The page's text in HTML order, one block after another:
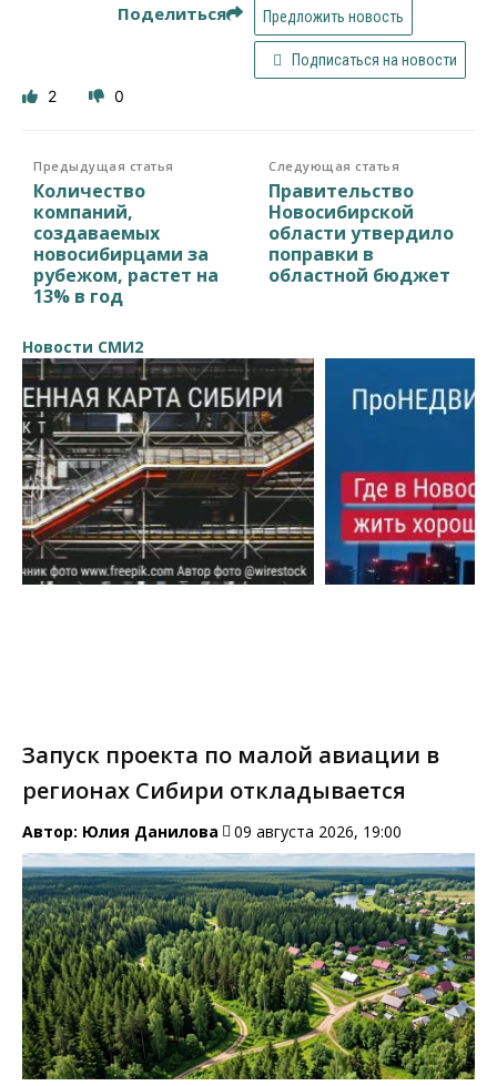
Поделиться Предложить новость
Подписаться на новости
2 0
Предыдущая статья
Количество
компаний,
создаваемых
новосибирцами за
рубежом, растет на
13% в год
Следующая статья
Правительство
Новосибирской
области утвердило
поправки в
областной бюджет
Новости СМИ2
Запуск проекта по малой авиации в
регионах Сибири откладывается
Автор: Юлия Данилова 09 августа 2026, 19:00